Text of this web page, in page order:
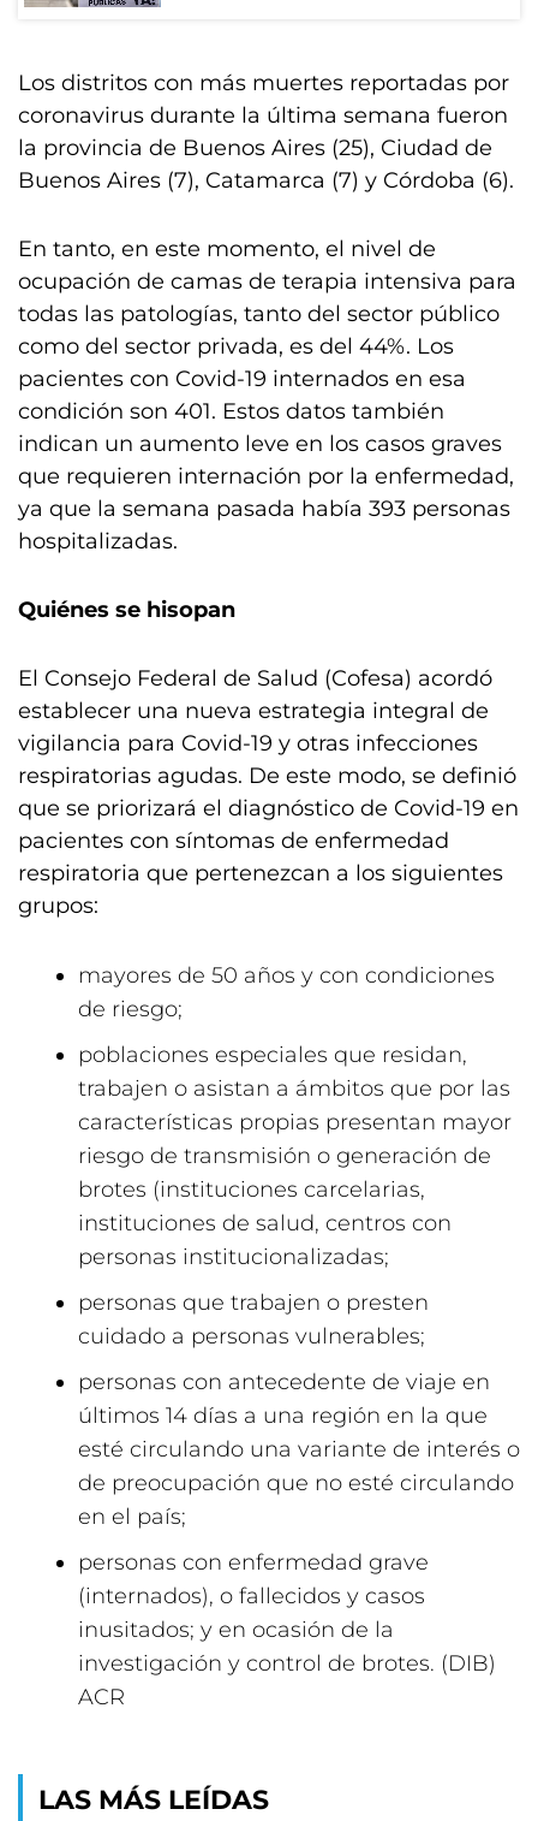
Los distritos con más muertes reportadas por
coronavirus durante la última semana fueron
la provincia de Buenos Aires (25), Ciudad de
Buenos Aires (7), Catamarca (7) y Córdoba (6).
En tanto, en este momento, el nivel de
ocupación de camas de terapia intensiva para
todas las patologías, tanto del sector público
como del sector privada, es del 44%. Los
pacientes con Covid-19 internados en esa
condición son 401. Estos datos también
indican un aumento leve en los casos graves
que requieren internación por la enfermedad,
ya que la semana pasada había 393 personas
hospitalizadas.
Quiénes se hisopan
El Consejo Federal de Salud (Cofesa) acordó
establecer una nueva estrategia integral de
vigilancia para Covid-19 y otras infecciones
respiratorias agudas. De este modo, se definió
que se priorizará el diagnóstico de Covid-19 en
pacientes con síntomas de enfermedad
respiratoria que pertenezcan a los siguientes
grupos:
mayores de 50 años y con condiciones
de riesgo;
poblaciones especiales que residan,
trabajen o asistan a ámbitos que por las
características propias presentan mayor
riesgo de transmisión o generación de
brotes (instituciones carcelarias,
instituciones de salud, centros con
personas institucionalizadas;
personas que trabajen o presten
cuidado a personas vulnerables;
personas con antecedente de viaje en
últimos 14 días a una región en la que
esté circulando una variante de interés o
de preocupación que no esté circulando
en el país;
personas con enfermedad grave
(internados), o fallecidos y casos
inusitados; y en ocasión de la
investigación y control de brotes. (DIB)
ACR
LAS MÁS LEÍDAS